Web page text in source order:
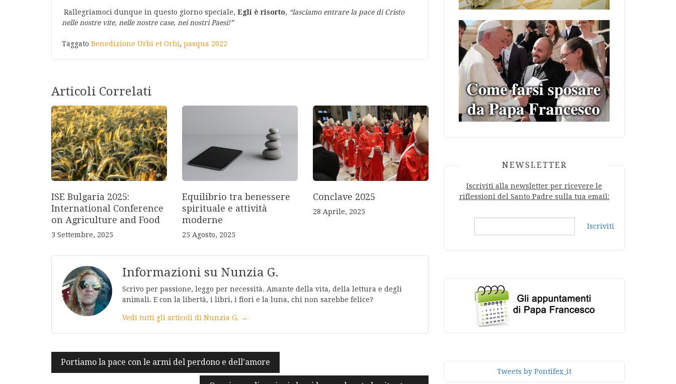
Rallegriamoci dunque in questo giorno speciale, Egli è risorto, “lasciamo entrare la pace di Cristo
nelle nostre vite, nelle nostre case, nei nostri Paesi!”
Taggato Benedizione Urbi et Orbi, pasqua 2022
Articoli Correlati
ISE Bulgaria 2025:
International Conference
on Agriculture and Food
3 Settembre, 2025
Equilibrio tra benessere
spirituale e attività
moderne
25 Agosto, 2025
Conclave 2025
28 Aprile, 2025
Informazioni su Nunzia G.
Scrivo per passione, leggo per necessità. Amante della vita, della lettura e degli
animali. E con la libertà, i libri, i fiori e la luna, chi non sarebbe felice?
Vedi tutti gli articoli di Nunzia G. →
Navigazione
articoli
Portiamo la pace con le armi del perdono e dell’amore
NEWSLETTER
Iscriviti alla newsletter per ricevere le
riflessioni del Santo Padre sulla tua email:
Iscriviti
Tweets by Pontifex_it